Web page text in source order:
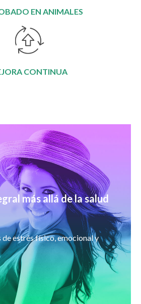
EN ANIMALES
CONTINUA
más allá de la salud
estrés físico, emocional y